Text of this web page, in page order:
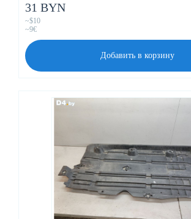
31 BYN
~$10
~9€
Добавить в корзину